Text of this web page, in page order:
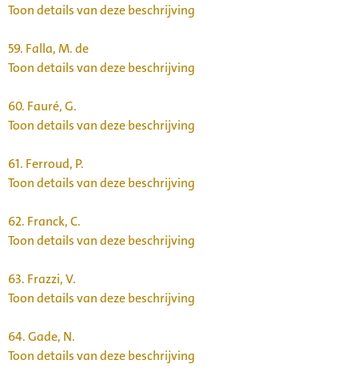
Toon details van deze beschrijving
59. Falla, M. de
Toon details van deze beschrijving
60. Fauré, G.
Toon details van deze beschrijving
61. Ferroud, P.
Toon details van deze beschrijving
62. Franck, C.
Toon details van deze beschrijving
63. Frazzi, V.
Toon details van deze beschrijving
64.Gade, N.
Toon details van deze beschrijving